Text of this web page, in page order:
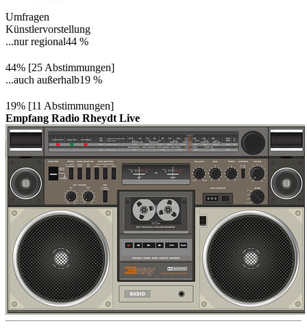
Umfragen
Künstlervorstellung
...nur regional44 %
44% [25 Abstimmungen]
...auch außerhalb19 %
19% [11 Abstimmungen]
Empfang Radio Rheydt Live